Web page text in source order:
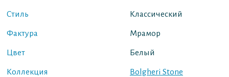
Стиль Классический
Фактура Мрамор
Цвет Белый
Коллекция Bolgheri Stone